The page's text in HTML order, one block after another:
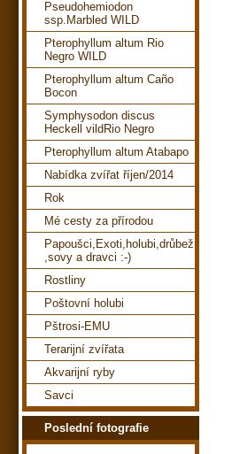
Pseudohemiodon
ssp.Marbled WILD
Pterophyllum altum Rio
Negro WILD
Pterophyllum altum Caño
Bocon
Symphysodon discus
Heckell vildRio Negro
Pterophyllum altum Atabapo
Nabídka zvířat říjen/2014
Rok
Mé cesty za přírodou
Papoušci,Exoti,holubi,drůbež
,sovy a dravci :-)
Rostliny
Poštovní holubi
Pštrosi-EMU
Terarijní zvířata
Akvarijní ryby
Savci
Poslední fotografie